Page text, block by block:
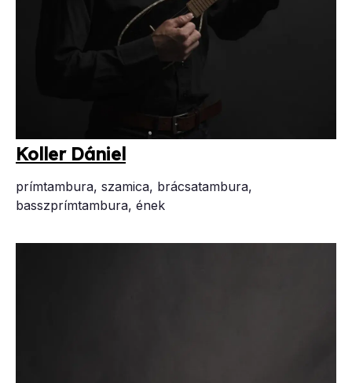
Kol­ler Dá­ni­el
prímtambura, szamica, brácsatambura,
basszprímtambura, ének